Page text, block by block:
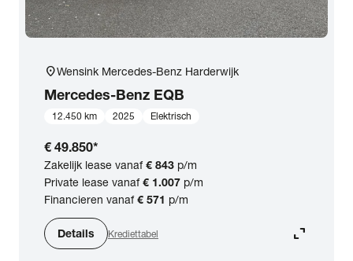
location_onWensink Mercedes-Benz Harderwijk
Mercedes-Benz EQB
12.450 km 2025 Elektrisch
€ 49.850*
Zakelijk lease vanaf€ 843 p/m
Private lease vanaf€ 1.007 p/m
Financieren vanaf€ 571 p/m
Details Krediettabel expand_content